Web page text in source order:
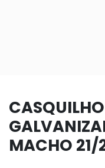
MACHO 21/